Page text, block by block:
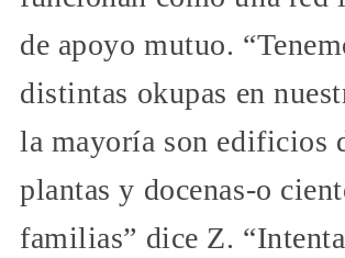
de apoyo mutuo.
distintas okupas en
la mayoría son edificios
plantas y docenas-o
familias” dice Z.